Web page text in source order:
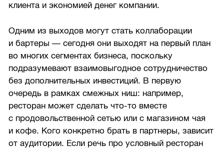
клиента и экономией денег компании.
Одним из выходов могут стать коллаборации
и бартеры — сегодня они выходят на первый план
во многих сегментах бизнеса, поскольку
подразумевают взаимовыгодное сотрудничество
без дополнительных инвестиций. В первую
очередь в рамках смежных ниш: например,
ресторан может сделать что-то вместе
с продовольственной сетью или с магазином чая
и кофе. Кого конкретно брать в партнеры, зависит
от аудитории. Если речь про условный ресторан